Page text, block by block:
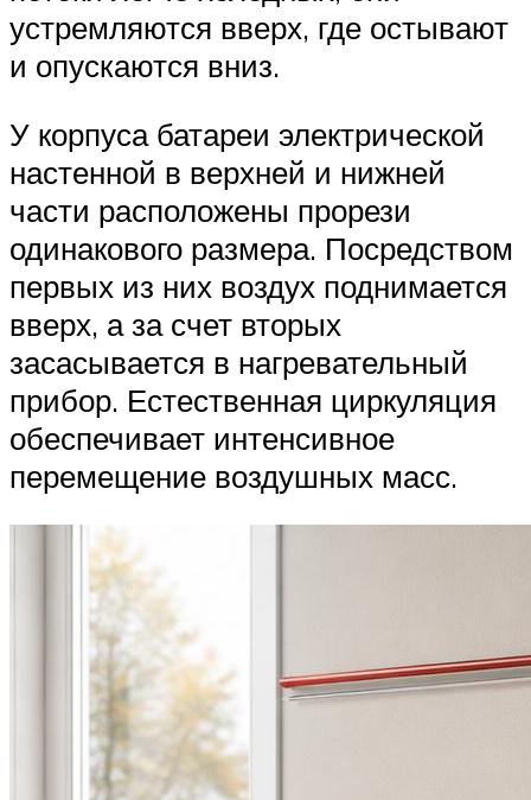
устремляются вверх, где остывают
и опускаются вниз.
У корпуса батареи электрической
настенной в верхней и нижней
части расположены прорези
одинакового размера. Посредством
первых из них воздух поднимается
вверх, а за счет вторых
засасывается в нагревательный
прибор. Естественная циркуляция
обеспечивает интенсивное
перемещение воздушных масс.